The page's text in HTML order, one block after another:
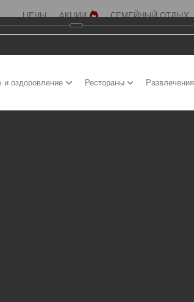
ЦЕНЫ АКЦИИ СЕМЕЙНЫЙ ОТДЫХ
оздоровление Рестораны Развлечения